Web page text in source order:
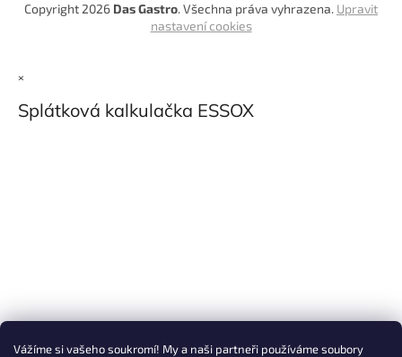
Vážíme si vašeho soukromí! My a naši partneři používáme soubory
Copyright 2026 Das Gastro. Všechna práva vyhrazena. Upravit
nastavení cookies
×
Splátková kalkulačka ESSOX